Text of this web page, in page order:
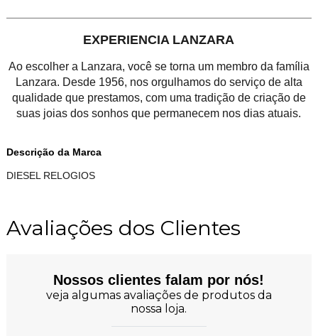
EXPERIENCIA LANZARA
Ao escolher a Lanzara, você se torna um membro da família
Lanzara. Desde 1956, nos orgulhamos do serviço de alta
qualidade que prestamos, com uma tradição de criação de
suas joias dos sonhos que permanecem nos dias atuais.
Descrição da Marca
DIESEL RELOGIOS
Avaliações dos Clientes
Nossos clientes falam por nós!
veja algumas avaliações de produtos da
nossa loja.